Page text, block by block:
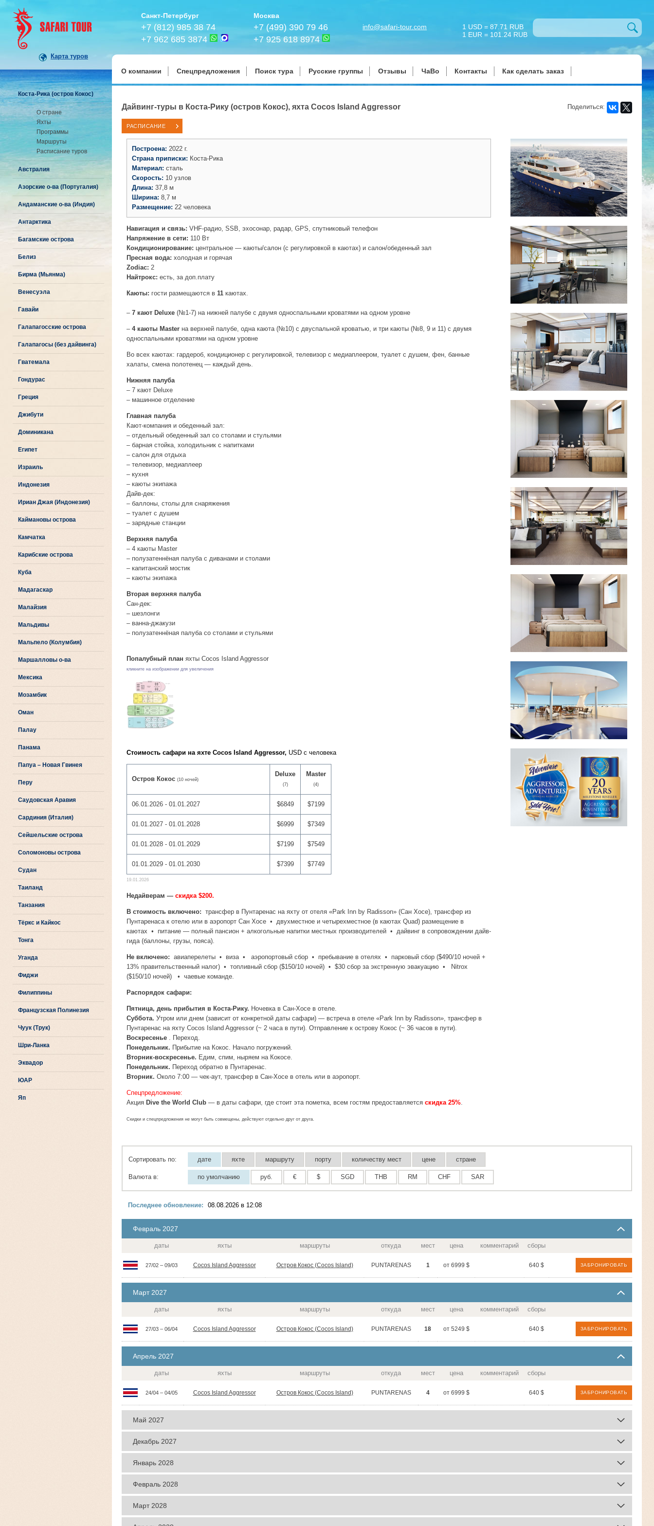
Карта туров
Санкт-Петербург
+7 (812) 985 38 74
+7 962 685 3874
Москва
+7 (499) 390 79 46
+7 925 618 8974
info@safari-tour.com
1 USD = 87.71 RUB
1 EUR = 101.24 RUB
О компании Спецпредложения Поиск тура Русские группы Отзывы ЧаВо Контакты Как сделать заказ
Коста-Рика (остров Кокос)
О стране
Яхты
Программы
Маршруты
Расписание туров
Австралия
Азорские о-ва (Португалия)
Андаманские о-ва (Индия)
Антарктика
Багамские острова
Белиз
Бирма (Мьянма)
Венесуэла
Гавайи
Галапагосские острова
Галапагосы (без дайвинга)
Гватемала
Гондурас
Греция
Джибути
Доминикана
Египет
Израиль
Индонезия
Ириан Джая (Индонезия)
Каймановы острова
Камчатка
Карибские острова
Куба
Мадагаскар
Малайзия
Мальдивы
Мальпело (Колумбия)
Маршалловы о-ва
Мексика
Мозамбик
Оман
Палау
Панама
Папуа – Новая Гвинея
Перу
Саудовская Аравия
Сардиния (Италия)
Сейшельские острова
Соломоновы острова
Судан
Таиланд
Танзания
Тёркс и Кайкос
Тонга
Уганда
Фиджи
Филиппины
Французская Полинезия
Чуук (Трук)
Шри-Ланка
Эквадор
ЮАР
Яп
Дайвинг-туры в Коста-Рику (остров Кокос), яхта Cocos Island Aggressor Поделиться:
РАСПИСАНИЕ
Построена: 2022 г.
Страна приписки: Коста-Рика
Материал: сталь
Скорость: 10 узлов
Длина: 37,8 м
Ширина: 8,7 м
Размещение: 22 человека
Навигация и связь: VHF-радио, SSB, эхосонар, радар, GPS, спутниковый телефон
Напряжение в сети: 110 Вт
Кондиционирование: центральное — каюты/салон (с регулировкой в каютах) и салон/обеденный зал
Пресная вода: холодная и горячая
Zodiac: 2
Найтрокс: есть, за доп.плату
Каюты: гости размещаются в 11 каютах.
–7 кают Deluxe (№1-7) на нижней палубе с двумя односпальными кроватями на одном уровне
– 4 каюты Master на верхней палубе, одна каюта (№10) c двуспальной кроватью, и три каюты (№8, 9 и 11) с двумя
односпальными кроватями на одном уровне
Во всех каютах: гардероб, кондиционер с регулировкой, телевизор с медиаплеером, туалет с душем, фен, банные
халаты, смена полотенец — каждый день.
Нижняя палуба
– 7 кают Deluxe
– машинное отделение
Главная палуба
Кают-компания и обеденный зал:
– отдельный обеденный зал со столами и стульями
– барная стойка, холодильник с напитками
– салон для отдыха
– телевизор, медиаплеер
– кухня
– каюты экипажа
Дайв-дек:
– баллоны, столы для снаряжения
– туалет с душем
– зарядные станции
Верхняя палуба
– 4 каюты Master
– полузатеннёная палуба с диванами и столами
– капитанский мостик
– каюты экипажа
Вторая верхняя палуба
Сан-дек:
– шезлонги
– ванна-джакузи
– полузатеннёная палуба со столами и стульями
Попалубный план яхты Cocos Island Aggressor
кликните на изображении для увеличения
Стоимость сафари на яхте Cocos Island Aggressor, USD с человека
Остров Кокос (10 ночей)
Deluxe
(7)
Master
(4)
06.01.2026 - 01.01.2027 $6849 $7199
01.01.2027 - 01.01.2028 $6999 $7349
01.01.2028 - 01.01.2029 $7199 $7549
01.01.2029 - 01.01.2030 $7399 $7749
19.01.2026
Недайверам — скидка $200.
В стоимость включено: трансфер в Пунтаренас на яхту от отеля «Park Inn by Radisson» (Сан Хосе), трансфер из
Пунтаренаса к отелю или в аэропорт Сан Хосе • двухместное и четырехместное (в каютах Quad) размещение в
каютах • питание — полный пансион + алкогольные напитки местных производителей • дайвинг в сопровождении дайв-
гида (баллоны, грузы, пояса).
Не включено: авиаперелеты • виза • аэропортовый сбор • пребывание в отелях • парковый сбор ($490/10 ночей +
13% правительственный налог) • топливный сбор ($150/10 ночей) • $30 сбор за экстренную эвакуацию • Nitrox
($150/10 ночей) • чаевые команде.
Распорядок сафари:
Пятница, день прибытия в Коста-Рику. Ночевка в Сан-Хосе в отеле.
Суббота. Утром или днем (зависит от конкретной даты сафари) — встреча в отеле «Park Inn by Radisson», трансфер в
Пунтаренас на яхту Cocos Island Aggressor (~ 2 часа в пути). Отправление к острову Кокос (~ 36 часов в пути).
Воскресенье . Переход.
Понедельник. Прибытие на Кокос. Начало погружений.
Вторник-воскресенье. Едим, спим, ныряем на Кокосе.
Понедельник. Переход обратно в Пунтаренас.
Вторник. Около 7:00 — чек-аут, трансфер в Сан-Хосе в отель или в аэропорт.
Спецпредложение:
Акция Dive the World Club — в даты сафари, где стоит эта пометка, всем гостям предоставляется скидка 25%.
Скидки и спецпредложения не могут быть совмещены, действуют отдельно друг от друга.
Сортировать по: дате яхте маршруту порту количеству мест цене стране
Валюта в: по умолчанию руб. € $ SGD THB RM CHF SAR
Последнее обновление: 08.08.2026 в 12:08
Февраль 2027
даты яхты маршруты откуда мест цена комментарий сборы
27/02 – 09/03 Cocos Island Aggressor Остров Кокос (Cocos Island) PUNTARENAS 1 от 6999 $ 640 $ ЗАБРОНИРОВАТЬ
Март 2027
даты яхты маршруты откуда мест цена комментарий сборы
27/03 – 06/04 Cocos Island Aggressor Остров Кокос (Cocos Island) PUNTARENAS 18 от 5249 $ 640 $ ЗАБРОНИРОВАТЬ
Апрель 2027
даты яхты маршруты откуда мест цена комментарий сборы
24/04 – 04/05 Cocos Island Aggressor Остров Кокос (Cocos Island) PUNTARENAS 4 от 6999 $ 640 $ ЗАБРОНИРОВАТЬ
Май 2027
Декабрь 2027
Январь 2028
Февраль 2028
Март 2028